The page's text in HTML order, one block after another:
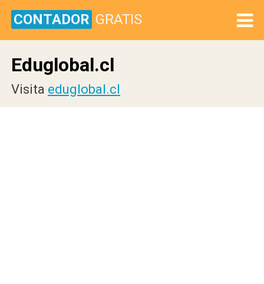
CONTADOR GRATIS
Eduglobal.cl
Visita eduglobal.cl